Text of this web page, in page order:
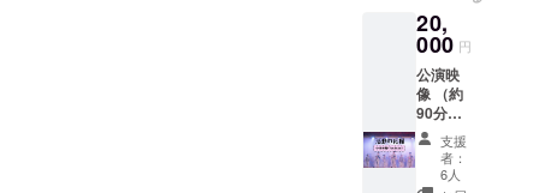
20,
000 円
公演映
像 （約
90分収
録） ※
メール
にて
支援
者：
6人